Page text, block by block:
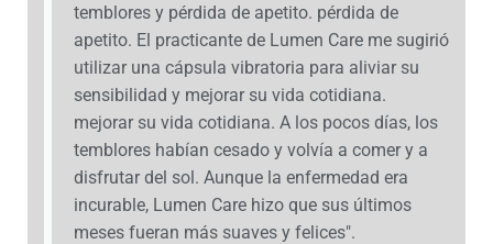
temblores y pérdida de apetito. pérdida de
apetito. El practicante de Lumen Care me sugirió
utilizar una cápsula vibratoria para aliviar su
sensibilidad y mejorar su vida cotidiana.
mejorar su vida cotidiana. A los pocos días, los
temblores habían cesado y volvía a comer y a
disfrutar del sol. Aunque la enfermedad era
incurable, Lumen Care hizo que sus últimos
meses fueran más suaves y felices".